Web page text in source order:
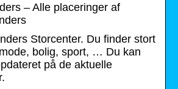
– Alle placeringer af
Storcenter. Du finder stort
bolig, sport, … Du kan
på de aktuelle